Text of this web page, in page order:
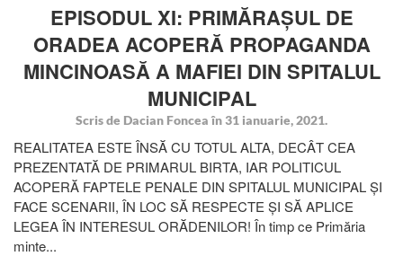
EPISODUL XI: PRIMĂRAȘUL DE
ORADEA ACOPERĂ PROPAGANDA
MINCINOASĂ A MAFIEI DIN SPITALUL
MUNICIPAL
Scris de Dacian Foncea în31 ianuarie, 2021.
REALITATEA ESTE ÎNSĂ CU TOTUL ALTA, DECÂT CEA
PREZENTATĂ DE PRIMARUL BIRTA, IAR POLITICUL
ACOPERĂ FAPTELE PENALE DIN SPITALUL MUNICIPAL ȘI
FACE SCENARII, ÎN LOC SĂ RESPECTE ȘI SĂ APLICE
LEGEA ÎN INTERESUL ORĂDENILOR! În timp ce Primăria
minte...